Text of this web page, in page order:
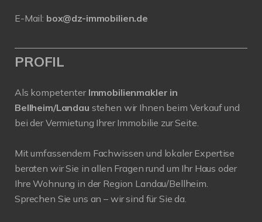
E-Mail: box@dz-immobilien.de
PROFIL
Als kompetenter Immobilienmakler in
Bellheim/Landau stehen wir Ihnen beim Verkauf und
bei der Vermietung Ihrer Immobilie zur Seite.
Mit umfassendem Fachwissen und lokaler Expertise
beraten wir Sie in allen Fragen rund um Ihr Haus oder
Ihre Wohnung in der Region Landau/Bellheim.
Sprechen Sie uns an – wir sind für Sie da.